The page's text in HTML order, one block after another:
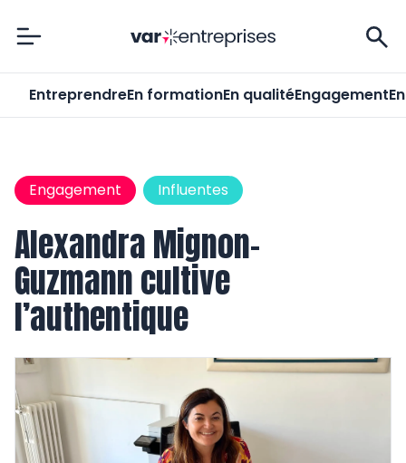
Var-Entreprises
EntreprendreEn formationEn qualitéEngagement
Engagement Influentes
Alexandra Mignon-
Guzmann cultive
l’authentique